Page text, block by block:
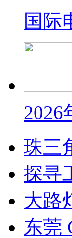
国际
2026
珠三
探寻
大路
东莞